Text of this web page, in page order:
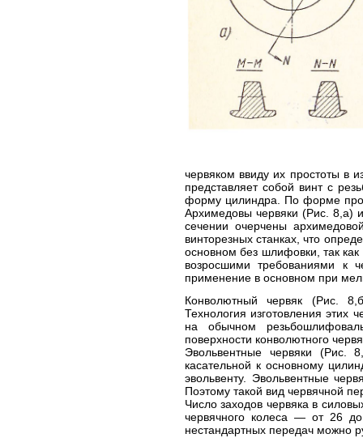
червяком ввиду их простоты в
представляет собой винт с
форму цилиндра. По форме
Архимедовы червяки (Рис. 8,а)
сечении очерчены
винторезных станках, что
основном без шлифовки, так
возросшими требованиями к
применение в основном при
Конволютный червяк (Рис.
Технология изготовления
на обычном
поверхности конволютного
Эвольвентные червяки (Рис.
касательной к основному
эвольвенту. Эвольвентные
Поэтому такой вид червячной
Число заходов червяка в
червячного колеса — от 26
нестандартных передач можно